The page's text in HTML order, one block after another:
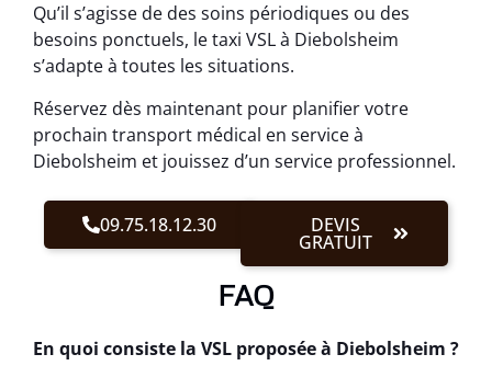
Qu’il s’agisse de des soins périodiques ou des
besoins ponctuels, le taxi VSL à Diebolsheim
s’adapte à toutes les situations.
Réservez dès maintenant pour planifier votre
prochain transport médical en service à
Diebolsheim et jouissez d’un service professionnel.
09.75.18.12.30 DEVIS
GRATUIT
FAQ
En quoi consiste la VSL proposée à Diebolsheim ?